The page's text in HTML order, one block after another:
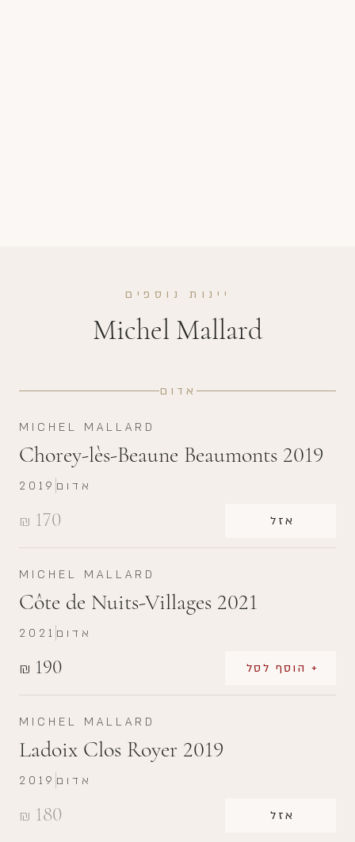
יינות נוספים
Michel Mallard
אדום
MICHEL MALLARD
Chorey-lès-Beaune Beaumonts 2019
₪ 170 אזל
2019 אדום
MICHEL MALLARD
Côte de Nuits-Villages 2021
₪ 190 + הוסף לסל
2021 אדום
MICHEL MALLARD
Ladoix Clos Royer 2019
₪ 180 אזל
2019 אדום